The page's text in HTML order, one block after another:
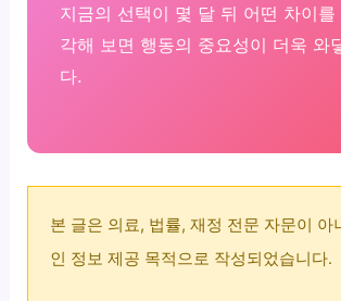
지금의 선택이 몇 달 뒤 어떤 차이를
각해 보면 행동의 중요성이 더욱 와
다.
본 글은 의료, 법률, 재정 전문 자문이 아
인 정보 제공 목적으로 작성되었습니다.